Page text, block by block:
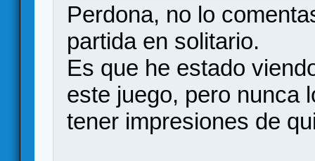
Perdona, no lo
partida en solitario.
Es que he estado
este juego, pero nunca
tener impresiones de